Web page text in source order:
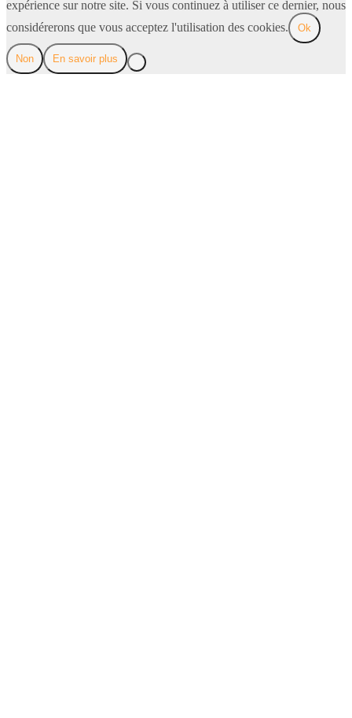
expérience sur notre site. Si vous continuez à utiliser ce dernier, nous
considérerons que vous acceptez l'utilisation des cookies.
Ok
Non En savoir plus